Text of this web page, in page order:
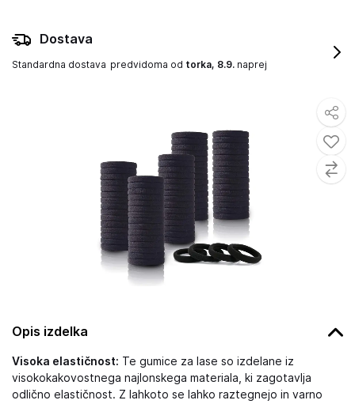
Opis izdelka
Visoka elastičnost: Te gumice za lase so izdelane iz
visokokakovostnega najlonskega materiala, ki zagotavlja
odlično elastičnost. Z lahkoto se lahko raztegnejo in varno
Dostava
Standardna dostava predvidoma od torka, 8.9. naprej